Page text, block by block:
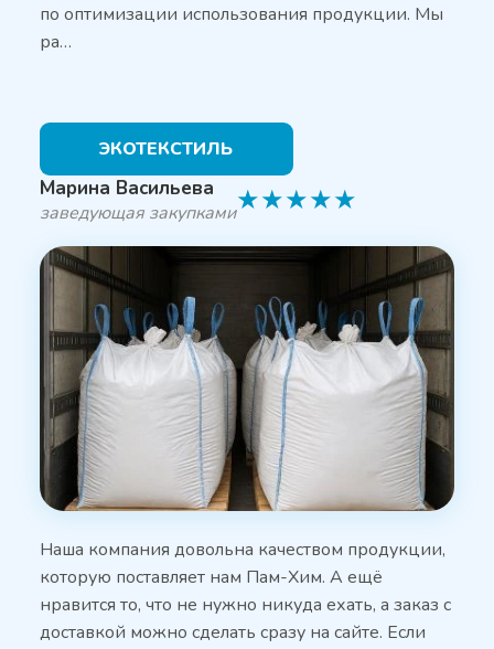
по оптимизации использования продукции. Мы
ра…
ЭКОТЕКСТИЛЬ
Марина Васильева
заведующая закупками★★★★★
Наша компания довольна качеством продукции,
которую поставляет нам Пам-Хим. А ещё
нравится то, что не нужно никуда ехать, а заказ с
доставкой можно сделать сразу на сайте. Если